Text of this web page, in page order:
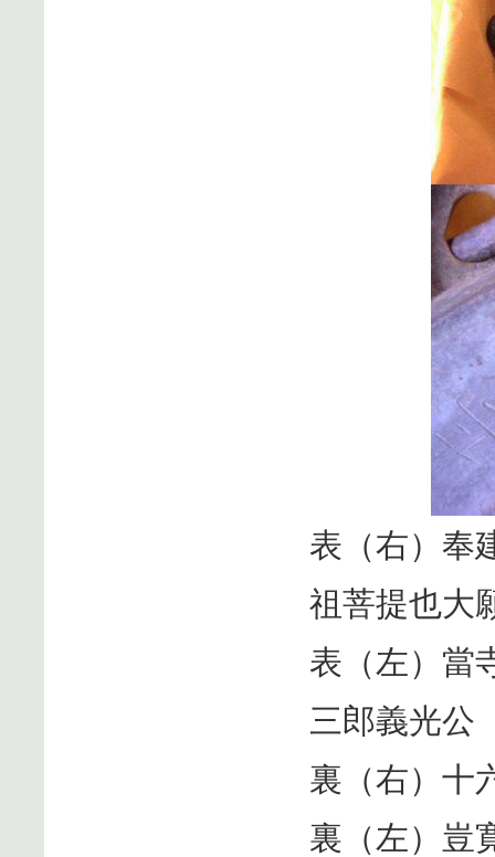
表（右）奉
祖菩提也大
表（左）當
三郎義光公
裏（右）十
裏（左）豈